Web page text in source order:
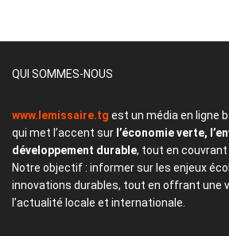
QUI SOMMES-NOUS
www.lemissaire.tg est un média en ligne
qui met l’accent sur l’économie verte,
développement durable, tout en couvrant
Notre objectif : informer sur les enjeux
innovations durables, tout en offrant une
l’actualité locale et internationale.